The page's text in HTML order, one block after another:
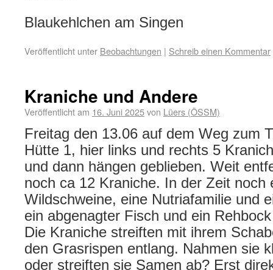
Blaukehlchen am Singen
Veröffentlicht unter Beobachtungen | Schreib einen Kommentar
Kraniche und Andere
Veröffentlicht am 16. Juni 2025von Lüers (ÖSSM)
Freitag den 13.06 auf dem Weg zum
Hütte 1, hier links und rechts 5
und dann hängen geblieben. Weit
noch ca 12 Kraniche. In der Zeit noch
Wildschweine, eine Nutriafamilie und
ein abgenagter Fisch und ein
Die Kraniche streiften mit ihrem
den Grasrispen entlang. Nahmen sie
oder streiften sie Samen ab? Erst